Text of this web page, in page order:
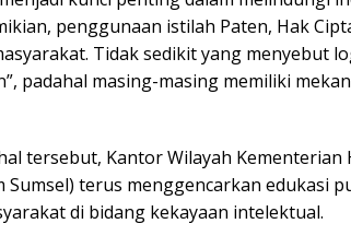
penggunaan istilah Paten, Hak
Tidak sedikit yang menyebut
padahal masing-masing memiliki
tersebut, Kantor Wilayah Kementerian
Sumsel) terus menggencarkan edukasi
di bidang kekayaan intelektual.